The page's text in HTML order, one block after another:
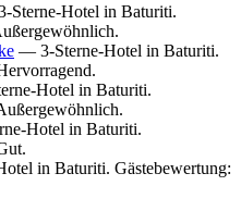
Sterne-Hotel in Baturiti.
— 3-Sterne-Hotel in Baturiti.
Hotel in Baturiti.
Hotel in Baturiti.
in Baturiti. Gästebewertung: